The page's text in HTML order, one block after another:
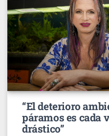
“El deterioro
páramos es cada
drástico”